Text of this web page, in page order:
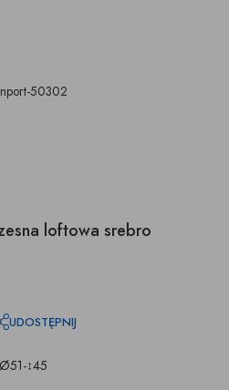
50302
loftowa srebro
↕45
UDOSTĘPNIJ